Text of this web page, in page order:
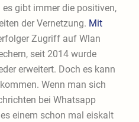
gibt immer die positiven,
der Vernetzung. Mit
Zugriff auf Wlan
seit 2014 wurde
erweitert. Doch es kann
Wenn man sich
bei Whatsapp
einem schon mal eiskalt